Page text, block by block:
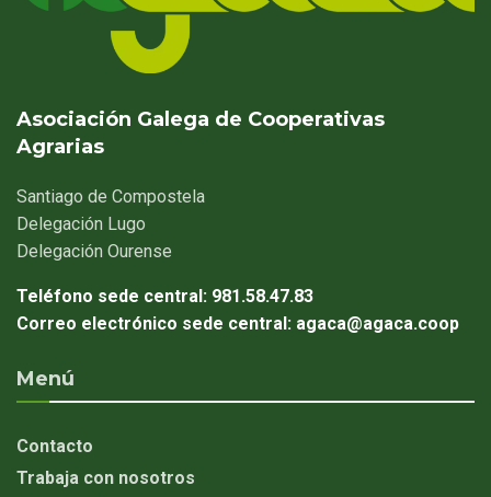
Asociación Galega de Cooperativas
Agrarias
Santiago de Compostela
Delegación Lugo
Delegación Ourense
Teléfono sede central: 981.58.47.83
Correo electrónico sede central: agaca@agaca.coop
Menú
Contacto
Trabaja con nosotros